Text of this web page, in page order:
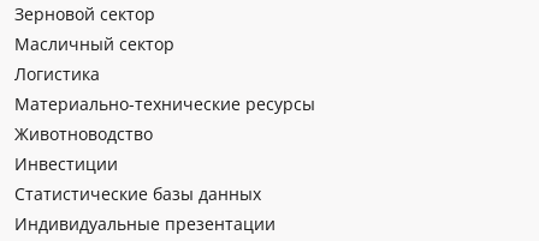
Зерновой сектор
Масличный сектор
Логистика
Материально-технические ресурсы
Животноводство
Инвестиции
Статистические базы данных
Индивидуальные презентации